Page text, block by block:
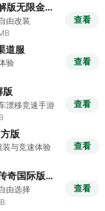
版无限金币
由改装
查看
道服
验
查看
版
漂移竞速手游
查看
版
与竞速体验
查看
奇国际版
由选择
查看